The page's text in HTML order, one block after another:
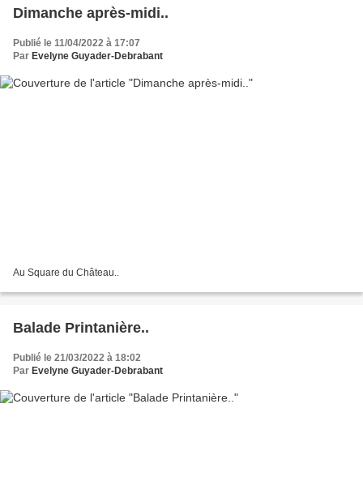
Dimanche après-midi..
Publié le 11/04/2022 à 17:07
Par Evelyne Guyader-Debrabant
Au Square du Château..
Balade Printanière..
Publié le 21/03/2022 à 18:02
Par Evelyne Guyader-Debrabant